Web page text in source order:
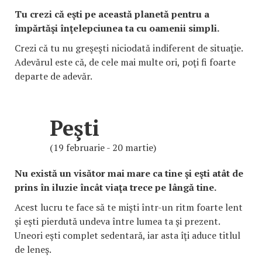
Tu crezi că eşti pe această planetă pentru a
împărtăşi înţelepciunea ta cu oamenii simpli.
Crezi că tu nu greşeşti niciodată indiferent de situaţie.
Adevărul este că, de cele mai multe ori, poţi fi foarte
departe de adevăr.
Peşti
(19 februarie - 20 martie)
Nu există un visător mai mare ca tine şi eşti atât de
prins în iluzie încât viaţa trece pe lângă tine.
Acest lucru te face să te mişti într-un ritm foarte lent
şi eşti pierdută undeva între lumea ta şi prezent.
Uneori eşti complet sedentară, iar asta îţi aduce titlul
de leneş.